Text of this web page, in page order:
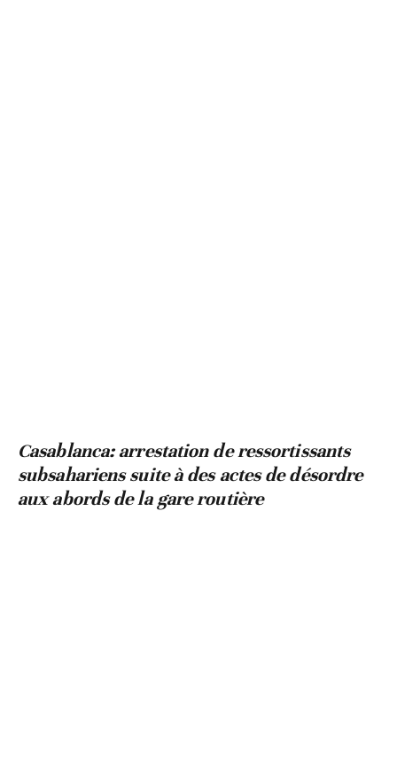
Casablanca: arrestation de ressortissants
subsahariens suite à des actes de désordre
aux abords de la gare routière